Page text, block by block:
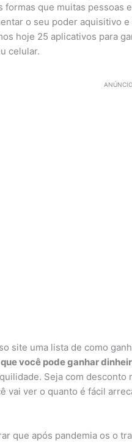
formas que muitas pessoas
o seu poder aquisitivo
hoje 25 aplicativos para
celular.
site uma lista de como
que você pode ganhar
Seja com
vai ver o quanto é fácil
que após pandemia os o